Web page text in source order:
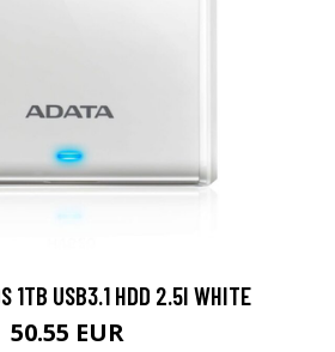
1TB USB3.1 HDD 2.5I WHITE
50.55 EUR